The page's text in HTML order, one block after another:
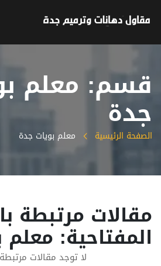
قسم: معلم
جدة
الصفحة الرئيسية معلم بويات جدة
مقالات مرتبطة
المفتاحية:
لا توجد مقالات